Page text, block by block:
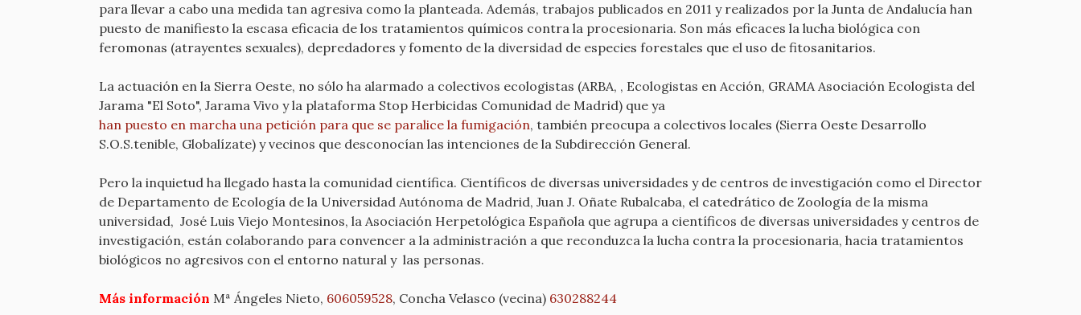
para llevar a cabo una medida tan agresiva como la planteada. Además, trabajos publicados en 2011 y realizados por la Junta de Andalucía han
puesto de manifiesto la escasa eficacia de los tratamientos químicos contra la procesionaria. Son más eficaces la lucha biológica con
feromonas (atrayentes sexuales), depredadores y fomento de la diversidad de especies forestales que el uso de fitosanitarios.
La actuación en la Sierra Oeste, no sólo ha alarmado a colectivos ecologistas (ARBA, , Ecologistas en Acción, GRAMA Asociación Ecologista del
Jarama "El Soto", Jarama Vivo y la plataforma Stop Herbicidas Comunidad de Madrid) que ya
han puesto en marcha una petición para que se paralice la fumigación, también preocupa a colectivos locales (Sierra Oeste Desarrollo
S.O.S.tenible, Globalízate) y vecinos que desconocían las intenciones de la Subdirección General.
Pero la inquietud ha llegado hasta la comunidad científica. Científicos de diversas universidades y de centros de investigación como el Director
de Departamento de Ecología de la Universidad Autónoma de Madrid, Juan J. Oñate Rubalcaba, el catedrático de Zoología de la misma
universidad, José Luis Viejo Montesinos, la Asociación Herpetológica Española que agrupa a científicos de diversas universidades y centros de
investigación, están colaborando para convencer a la administración a que reconduzca la lucha contra la procesionaria, hacia tratamientos
biológicos no agresivos con el entorno natural y las personas.
Más información Mª Ángeles Nieto, 606059528, Concha Velasco (vecina) 630288244